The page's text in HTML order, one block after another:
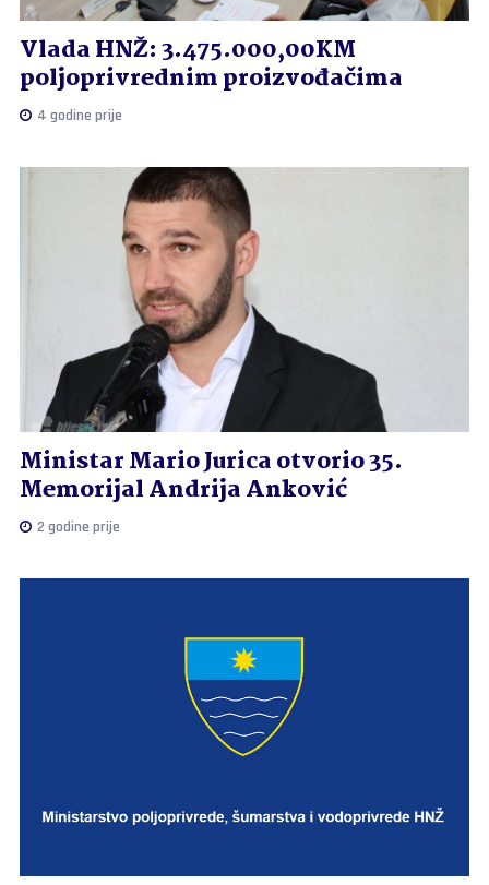
Vlada HNŽ: 3.475.000,00KM
poljoprivrednim proizvođačima
4 godine prije
Ministar Mario Jurica otvorio 35.
Memorijal Andrija Anković
2 godine prije